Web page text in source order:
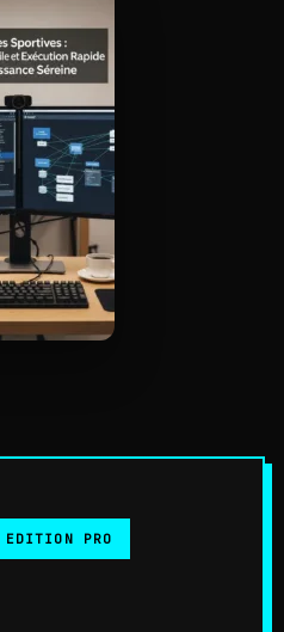
EDITION PRO